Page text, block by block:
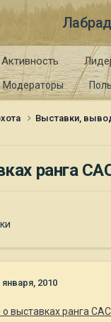
Модераторы
Активность
Выставки,
ранга
января, 2010
выставках ранга